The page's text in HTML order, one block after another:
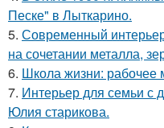
Песке" в Лыткарино.
5. Современный
на сочетании металла,
6. Школа жизни: рабочее
7. Интерьер для семьи с
Юлия старикова.